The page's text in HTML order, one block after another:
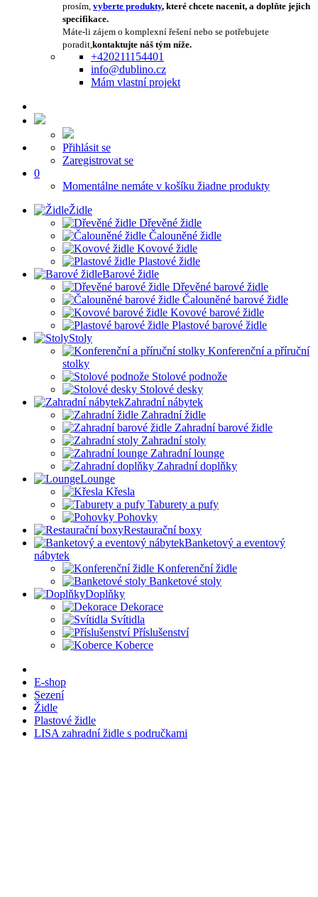
prosím, vyberte produkty, které chcete nacenit, a doplňte jejich
specifikace.
Máte-li zájem o komplexní řešení nebo se potřebujete
poradit,kontaktujte náš tým níže.
+420211154401
info@dublino.cz
Mám vlastní projekt
Přihlásit se
Zaregistrovat se
0
Momentálne nemáte v košíku žiadne produkty
Židle
Dřevěné židle
Čalouněné židle
Kovové židle
Plastové židle
Barové židle
Dřevěné barové židle
Čalouněné barové židle
Kovové barové židle
Plastové barové židle
Stoly
Konferenční a příruční
stolky
Stolové podnože
Stolové desky
Zahradní nábytek
Zahradní židle
Zahradní barové židle
Zahradní stoly
Zahradní lounge
Zahradní doplňky
Lounge
Křesla
Taburety a pufy
Pohovky
Restaurační boxy
Banketový a eventový
nábytek
Konferenční židle
Banketové stoly
Doplňky
Dekorace
Svítidla
Příslušenství
Koberce
E-shop
Sezení
Židle
Plastové židle
LISA zahradní židle s područkami